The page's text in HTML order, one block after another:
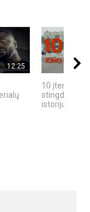
12:25
10 įtemptų,
stingdančių
istorijų